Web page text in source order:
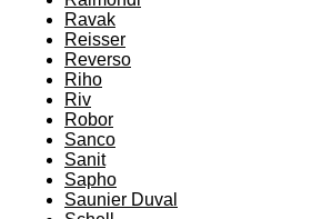
Ravak
Reisser
Reverso
Riho
Riv
Robor
Sanco
Sanit
Sapho
Saunier Duval